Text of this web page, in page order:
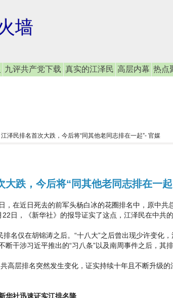
墙
九评共产党下载 真实的江泽民 高层内幕 热点
江泽民排名首次大跌，今后将“同其他老同志排在一起”- 官媒
大跌，今后将“同其他老同志排在一
近日死去的前军头杨白冰的花圈排名中，原中共
日，《新华社》的报导证实了这点，江泽民在中共
排名仅在胡锦涛之后。“十八大”之后曾出现少许变化
断干涉习近平推出的“习八条”以及南周事件之后，其排
高层排名突然发生变化，证实持续十年且不断升级
华社迅速证实江排名降